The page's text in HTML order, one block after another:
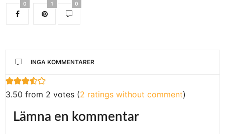
0 1 0
INGA KOMMENTARER
3.50 from 2 votes (2 ratings without comment)
Lämna en kommentar